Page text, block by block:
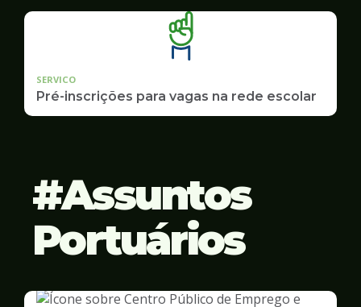
SERVICO
Pré-inscrições para vagas na rede escolar
Assuntos
Portuários